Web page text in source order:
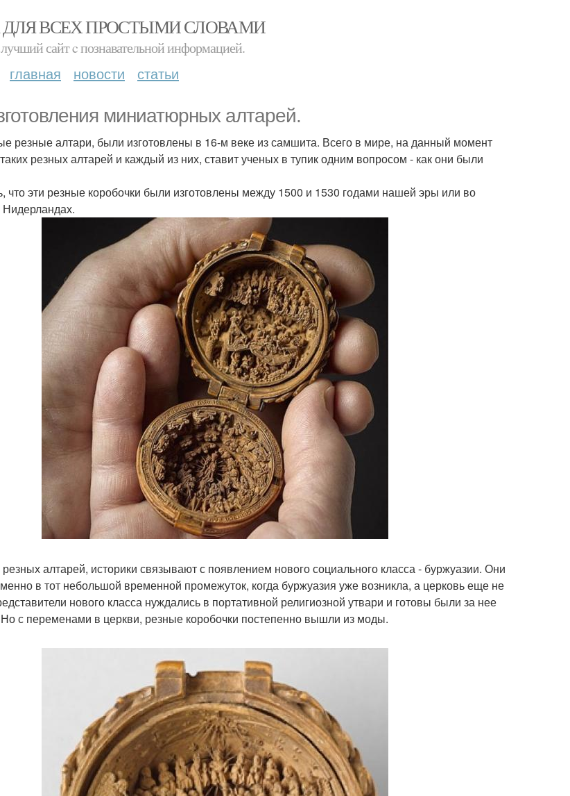
ВСЕХ ПРОСТЫМИ СЛОВАМИ
сайт c познавательной информацией.
главная новости статьи
миниатюрных алтарей.
резные алтари, были изготовлены в 16-м веке из самшита. Всего в мире, на данный момент
резных алтарей и каждый из них, ставит ученых в тупик одним вопросом - как они были
что эти резные коробочки были изготовлены между 1500 и 1530 годами нашей эры или во
алтарей, историки связывают с появлением нового социального класса - буржуазии. Они
в тот небольшой временной промежуток, когда буржуазия уже возникла, а церковь еще не
нового класса нуждались в портативной религиозной утвари и готовы были за нее
Но с переменами в церкви, резные коробочки постепенно вышли из моды.